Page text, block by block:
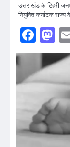
उत्तराखंड के टिहरी
नियुक्ति कर्नाटक